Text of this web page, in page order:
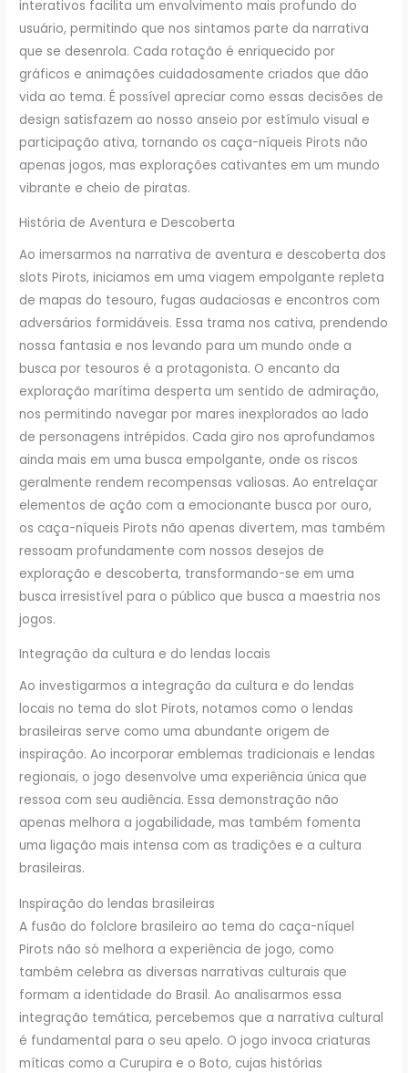
interativos facilita um envolvimento mais profundo do
usuário, permitindo que nos sintamos parte da narrativa
que se desenrola. Cada rotação é enriquecido por
gráficos e animações cuidadosamente criados que dão
vida ao tema. É possível apreciar como essas decisões de
design satisfazem ao nosso anseio por estímulo visual e
participação ativa, tornando os caça-níqueis Pirots não
apenas jogos, mas explorações cativantes em um mundo
vibrante e cheio de piratas.
História de Aventura e Descoberta
Ao imersarmos na narrativa de aventura e descoberta dos
slots Pirots, iniciamos em uma viagem empolgante repleta
de mapas do tesouro, fugas audaciosas e encontros com
adversários formidáveis. Essa trama nos cativa, prendendo
nossa fantasia e nos levando para um mundo onde a
busca por tesouros é a protagonista. O encanto da
exploração marítima desperta um sentido de admiração,
nos permitindo navegar por mares inexplorados ao lado
de personagens intrépidos. Cada giro nos aprofundamos
ainda mais em uma busca empolgante, onde os riscos
geralmente rendem recompensas valiosas. Ao entrelaçar
elementos de ação com a emocionante busca por ouro,
os caça-níqueis Pirots não apenas divertem, mas também
ressoam profundamente com nossos desejos de
exploração e descoberta, transformando-se em uma
busca irresistível para o público que busca a maestria nos
jogos.
Integração da cultura e do lendas locais
Ao investigarmos a integração da cultura e do lendas
locais no tema do slot Pirots, notamos como o lendas
brasileiras serve como uma abundante origem de
inspiração. Ao incorporar emblemas tradicionais e lendas
regionais, o jogo desenvolve uma experiência única que
ressoa com seu audiência. Essa demonstração não
apenas melhora a jogabilidade, mas também fomenta
uma ligação mais intensa com as tradições e a cultura
brasileiras.
Inspiração do lendas brasileiras
A fusão do folclore brasileiro ao tema do caça-níquel
Pirots não só melhora a experiência de jogo, como
também celebra as diversas narrativas culturais que
formam a identidade do Brasil. Ao analisarmos essa
integração temática, percebemos que a narrativa cultural
é fundamental para o seu apelo. O jogo invoca criaturas
míticas como a Curupira e o Boto, cujas histórias